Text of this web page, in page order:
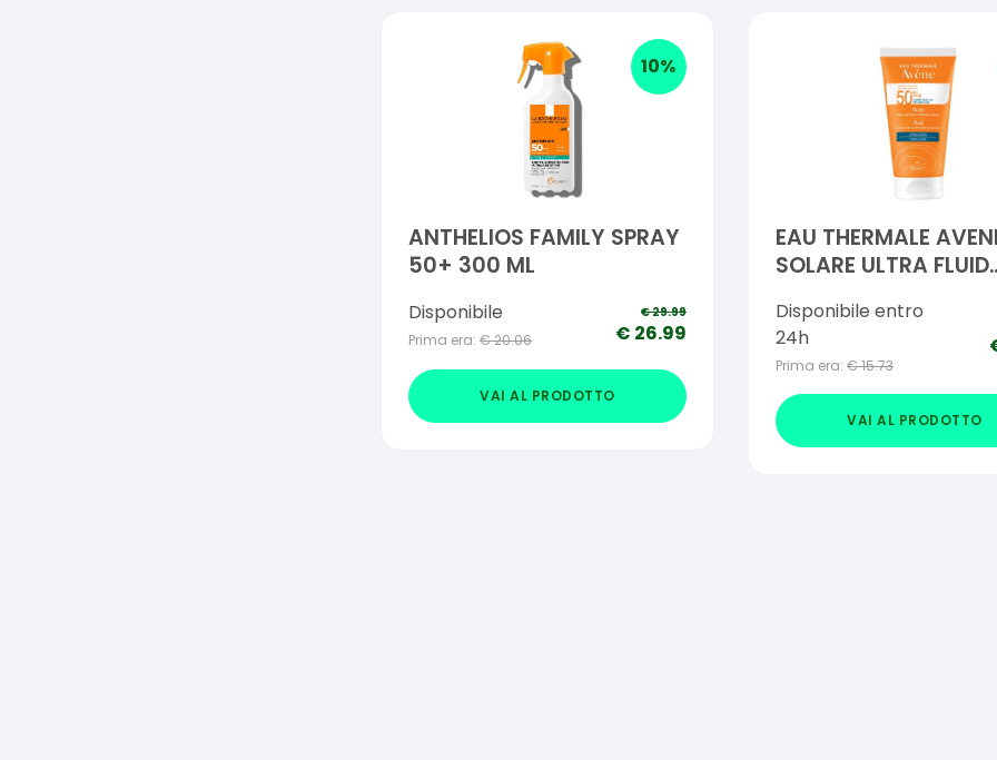
10%
ANTHELIOS FAMILY SPRAY
50+ 300 ML
Disponibile
Prima era: €20.06
€29.99
€ 26.99
VAI AL PRODOTTO
EAU THERMALE
SOLARE ULTRA FLUID
Disponibile entro
24h
Prima era: €15.73
VAI AL PRODOTTO